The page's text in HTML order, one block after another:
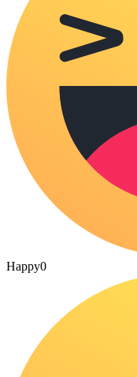
Happy0